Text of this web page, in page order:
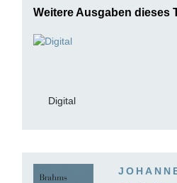
Weitere Ausgaben dieses
Digital